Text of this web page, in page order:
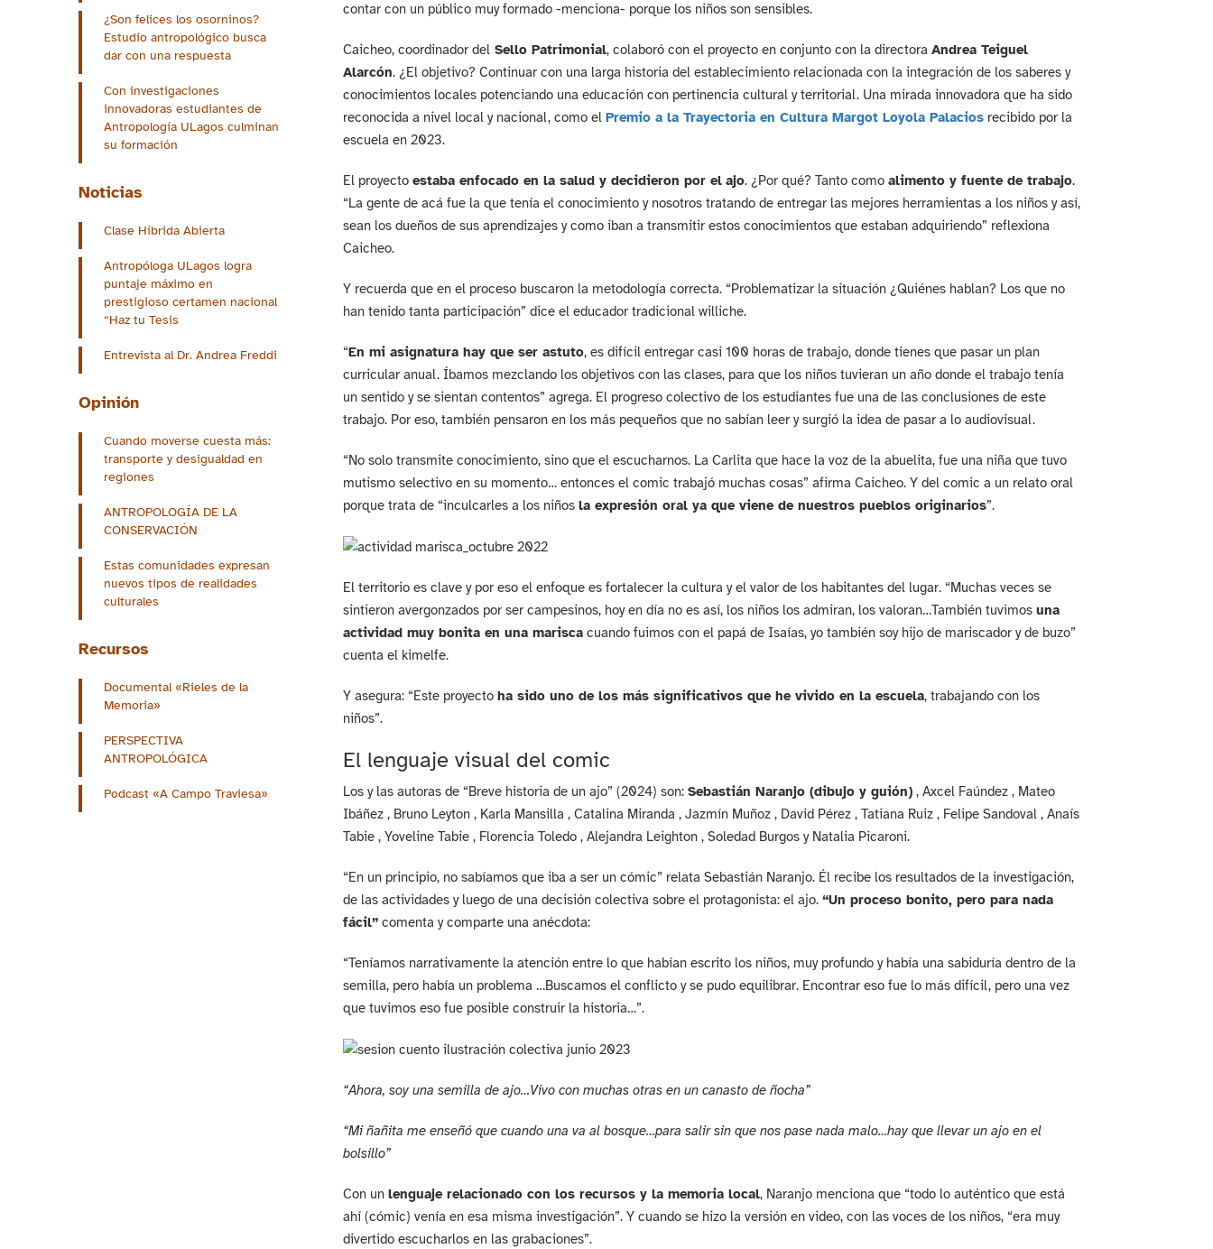
¿Son felices los osorninos?
Estudio antropológico busca
dar con una respuesta
Con investigaciones
innovadoras estudiantes de
Antropología ULagos culminan
su formación
Noticias
Clase Híbrida Abierta
Antropóloga ULagos logra
puntaje máximo en
prestigioso certamen nacional
“Haz tu Tesis
Entrevista al Dr. Andrea Freddi
Opinión
Cuando moverse cuesta más:
transporte y desigualdad en
regiones
ANTROPOLOGÍA DE LA
CONSERVACIÓN
Estas comunidades expresan
nuevos tipos de realidades
culturales
Recursos
Documental «Rieles de la
Memoria»
PERSPECTIVA
ANTROPOLÓGICA
Podcast «A Campo Traviesa»
contar con un público muy formado -menciona- porque los niños son sensibles.
Caicheo, coordinador delSello Patrimonial, colaboró con el proyecto en conjunto con la directora Andrea Teiguel
Alarcón. ¿El objetivo? Continuar con una larga historia del establecimiento relacionada con la integración de los saberes y
conocimientos locales potenciando una educación con pertinencia cultural y territorial. Una mirada innovadora que ha sido
reconocida a nivel local y nacional, como el Premio a la Trayectoria en Cultura Margot Loyola Palaciosrecibido por la
escuela en 2023.
El proyecto estaba enfocado en la salud y decidieron por el ajo. ¿Por qué? Tanto como alimento y fuente de trabajo.
“La gente de acá fue la que tenía el conocimiento y nosotros tratando de entregar las mejores herramientas a los niños y así,
sean los dueños de sus aprendizajes y como iban a transmitir estos conocimientos que estaban adquiriendo” reflexiona
Caicheo.
Y recuerda que en el proceso buscaron la metodología correcta. “Problematizar la situación ¿Quiénes hablan? Los que no
han tenido tanta participación” dice el educador tradicional williche.
“En mi asignatura hay que ser astuto, es difícil entregar casi 100 horas de trabajo, donde tienes que pasar un plan
curricular anual. Íbamos mezclando los objetivos con las clases, para que los niños tuvieran un año donde el trabajo tenía
un sentido y se sientan contentos” agrega. El progreso colectivo de los estudiantes fue una de las conclusiones de este
trabajo. Por eso, también pensaron en los más pequeños que no sabían leer y surgió la idea de pasar a lo audiovisual.
“No solo transmite conocimiento, sino que el escucharnos. La Carlita que hace la voz de la abuelita, fue una niña que tuvo
mutismo selectivo en su momento… entonces el comic trabajó muchas cosas” afirma Caicheo. Y del comic a un relato oral
porque trata de “inculcarles a los niños la expresión oral ya que viene de nuestros pueblos originarios”.
El territorio es clave y por eso el enfoque es fortalecer la cultura y el valor de los habitantes del lugar. “Muchas veces se
sintieron avergonzados por ser campesinos, hoy en día no es así, los niños los admiran, los valoran…También tuvimos una
actividad muy bonita en una mariscacuando fuimos con el papá de Isaías, yo también soy hijo de mariscador y de buzo”
cuenta el kimelfe.
Y asegura: “Este proyecto ha sido uno de los más significativos que he vivido en la escuela, trabajando con los
niños”.
El lenguaje visual del comic
Los y las autoras de “Breve historia de un ajo” (2024) son: Sebastián Naranjo (dibujo y guión), Axcel Faúndez , Mateo
Ibáñez , Bruno Leyton , Karla Mansilla , Catalina Miranda , Jazmín Muñoz , David Pérez , Tatiana Ruiz , Felipe Sandoval , Anaís
Tabie , Yoveline Tabie , Florencia Toledo , Alejandra Leighton , Soledad Burgos y Natalia Picaroni.
“En un principio, no sabíamos que iba a ser un cómic” relata Sebastián Naranjo. Él recibe los resultados de la investigación,
de las actividades y luego de una decisión colectiva sobre el protagonista: el ajo. “Un proceso bonito, pero para nada
fácil”comenta y comparte una anécdota:
“Teníamos narrativamente la atención entre lo que habían escrito los niños, muy profundo y había una sabiduría dentro de la
semilla, pero había un problema …Buscamos el conflicto y se pudo equilibrar. Encontrar eso fue lo más difícil, pero una vez
que tuvimos eso fue posible construir la historia…”.
“Ahora, soy una semilla de ajo…Vivo con muchas otras en un canasto de ñocha”
“Mi ñañita me enseñó que cuando una va al bosque…para salir sin que nos pase nada malo…hay que llevar un ajo en el
bolsillo”
Con un lenguaje relacionado con los recursos y la memoria local, Naranjo menciona que “todo lo auténtico que está
ahí (cómic) venía en esa misma investigación”. Y cuando se hizo la versión en video, con las voces de los niños, “era muy
divertido escucharlos en las grabaciones”.